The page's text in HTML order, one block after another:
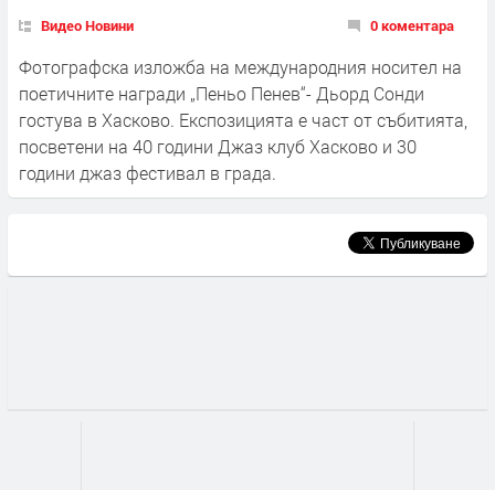
Видео Новини 0 коментара
Фотографска изложба на международния носител на
поетичните награди „Пеньо Пенев“- Дьорд Сонди
гостува в Хасково. Експозицията е част от събитията,
посветени на 40 години Джаз клуб Хасково и 30
години джаз фестивал в града.